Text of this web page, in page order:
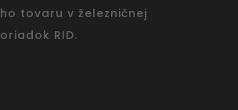
tovaru v železničnej
RID.